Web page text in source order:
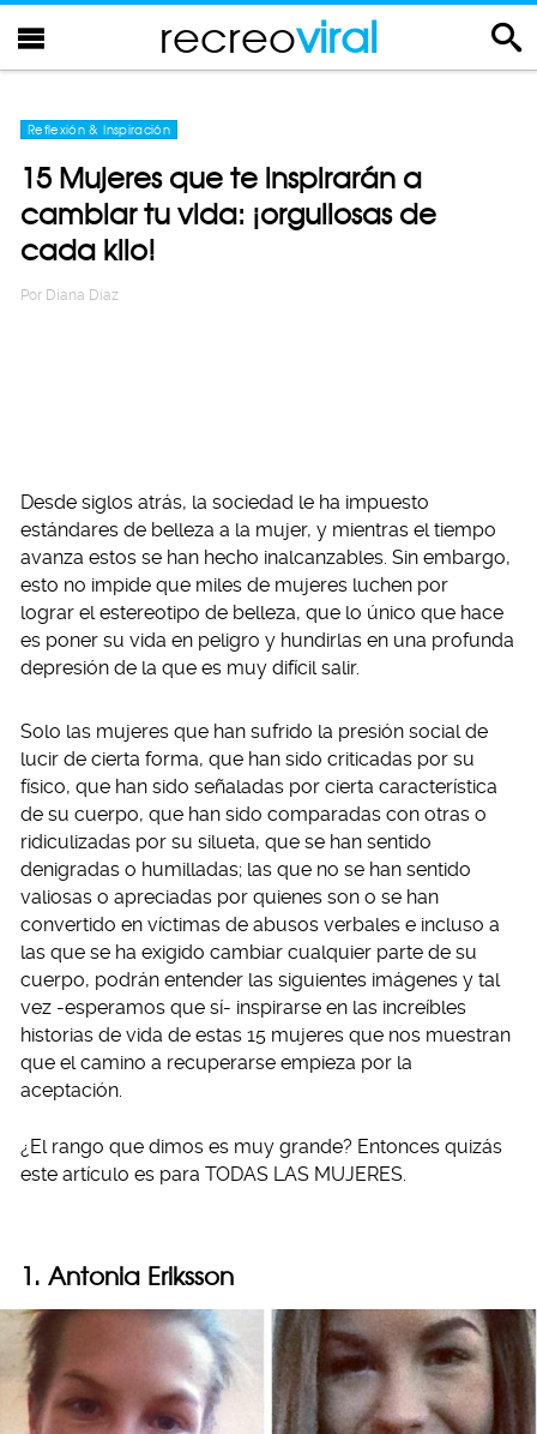
recreoviral
Reflexión & Inspiración
15 Mujeres que te inspirarán a
cambiar tu vida: ¡orgullosas de
cada kilo!
Por Diana Diaz
Desde siglos atrás, la sociedad le ha impuesto
estándares de belleza a la mujer, y mientras el tiempo
avanza estos se han hecho inalcanzables. Sin embargo,
esto no impide que miles de mujeres luchen por
lograr el estereotipo de belleza, que lo único que hace
es poner su vida en peligro y hundirlas en una profunda
depresión de la que es muy difícil salir.
Solo las mujeres que han sufrido la presión social de
lucir de cierta forma, que han sido criticadas por su
físico, que han sido señaladas por cierta característica
de su cuerpo, que han sido comparadas con otras o
ridiculizadas por su silueta, que se han sentido
denigradas o humilladas; las que no se han sentido
valiosas o apreciadas por quienes son o se han
convertido en víctimas de abusos verbales e incluso a
las que se ha exigido cambiar cualquier parte de su
cuerpo, podrán entender las siguientes imágenes y tal
vez -esperamos que sí- inspirarse en las increíbles
historias de vida de estas 15 mujeres que nos muestran
que el camino a recuperarse empieza por la
aceptación.
¿El rango que dimos es muy grande? Entonces quizás
este artículo es para TODAS LAS MUJERES.
1. Antonia Eriksson